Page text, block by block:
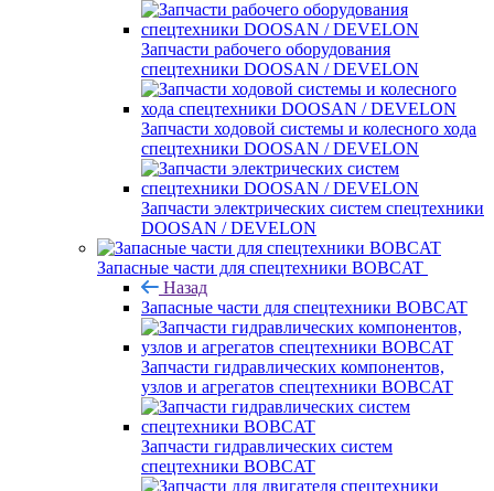
Запчасти рабочего оборудования
спецтехники DOOSAN / DEVELON
Запчасти ходовой системы и колесного хода
спецтехники DOOSAN / DEVELON
Запчасти электрических систем спецтехники
DOOSAN / DEVELON
Запасные части для спецтехники BOBCAT
Назад
Запасные части для спецтехники BOBCAT
Запчасти гидравлических компонентов,
узлов и агрегатов спецтехники BOBCAT
Запчасти гидравлических систем
спецтехники BOBCAT